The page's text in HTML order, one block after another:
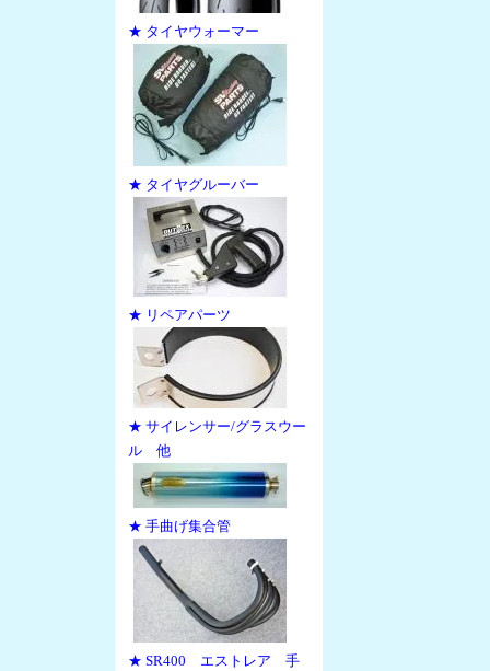
★ タイヤウォーマー
★ タイヤグルーバー
★ リペアパーツ
★ サイレンサー/グラスウー
ル 他
★ 手曲げ集合管
★ SR400 エストレア 手